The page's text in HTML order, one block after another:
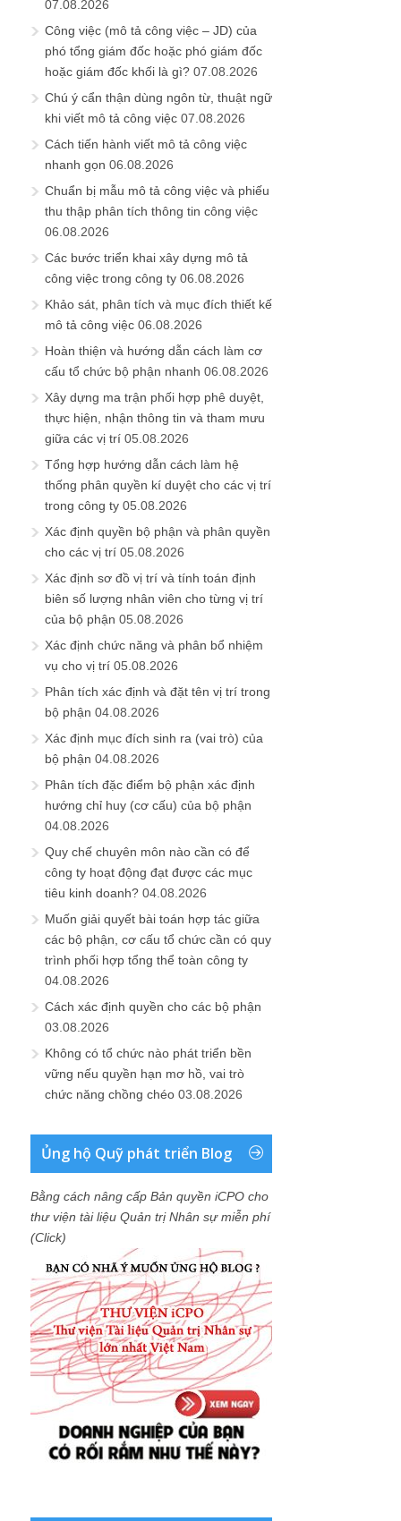
07.08.2026
Công việc (mô tả công việc – JD) của
phó tổng giám đốc hoặc phó giám đốc
hoặc giám đốc khối là gì? 07.08.2026
Chú ý cẩn thận dùng ngôn từ, thuật ngữ
khi viết mô tả công việc 07.08.2026
Cách tiến hành viết mô tả công việc
nhanh gọn 06.08.2026
Chuẩn bị mẫu mô tả công việc và phiếu
thu thập phân tích thông tin công việc
06.08.2026
Các bước triển khai xây dựng mô tả
công việc trong công ty 06.08.2026
Khảo sát, phân tích và mục đích thiết kế
mô tả công việc 06.08.2026
Hoàn thiện và hướng dẫn cách làm cơ
cấu tổ chức bộ phận nhanh 06.08.2026
Xây dựng ma trận phối hợp phê duyệt,
thực hiện, nhận thông tin và tham mưu
giữa các vị trí 05.08.2026
Tổng hợp hướng dẫn cách làm hệ
thống phân quyền kí duyệt cho các vị trí
trong công ty 05.08.2026
Xác định quyền bộ phận và phân quyền
cho các vị trí 05.08.2026
Xác định sơ đồ vị trí và tính toán định
biên số lượng nhân viên cho từng vị trí
của bộ phận 05.08.2026
Xác định chức năng và phân bổ nhiệm
vụ cho vị trí 05.08.2026
Phân tích xác định và đặt tên vị trí trong
bộ phận 04.08.2026
Xác định mục đích sinh ra (vai trò) của
bộ phận 04.08.2026
Phân tích đặc điểm bộ phận xác định
hướng chỉ huy (cơ cấu) của bộ phận
04.08.2026
Quy chế chuyên môn nào cần có để
công ty hoạt động đạt được các mục
tiêu kinh doanh? 04.08.2026
Muốn giải quyết bài toán hợp tác giữa
các bộ phận, cơ cấu tổ chức cần có quy
trình phối hợp tổng thể toàn công ty
04.08.2026
Cách xác định quyền cho các bộ phận
03.08.2026
Không có tổ chức nào phát triển bền
vững nếu quyền hạn mơ hồ, vai trò
chức năng chồng chéo 03.08.2026
Ủng hộ Quỹ phát triển Blog
Bằng cách nâng cấp Bản quyền iCPO cho
thư viện tài liệu Quản trị Nhân sự miễn phí
(Click)